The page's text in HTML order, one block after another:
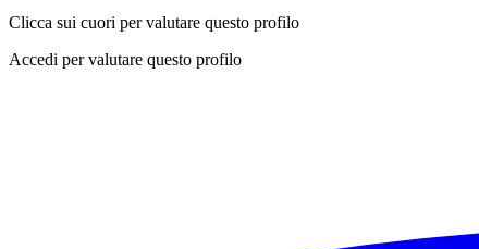
Clicca sui cuori per valutare questo profilo
Accedi per valutare questo profilo